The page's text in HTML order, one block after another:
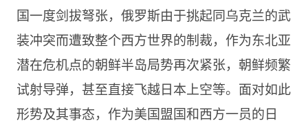
国一度剑拔弩张，俄罗斯由于挑起同乌克兰的武
装冲突而遭致整个西方世界的制裁，作为东北亚
潜在危机点的朝鲜半岛局势再次紧张，朝鲜频繁
试射导弹，甚至直接飞越日本上空等。面对如此
形势及其事态，作为美国盟国和西方一员的日